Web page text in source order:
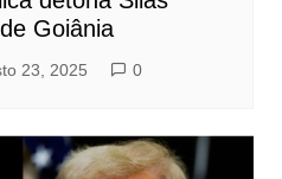
Goiânia
23, 2025 0